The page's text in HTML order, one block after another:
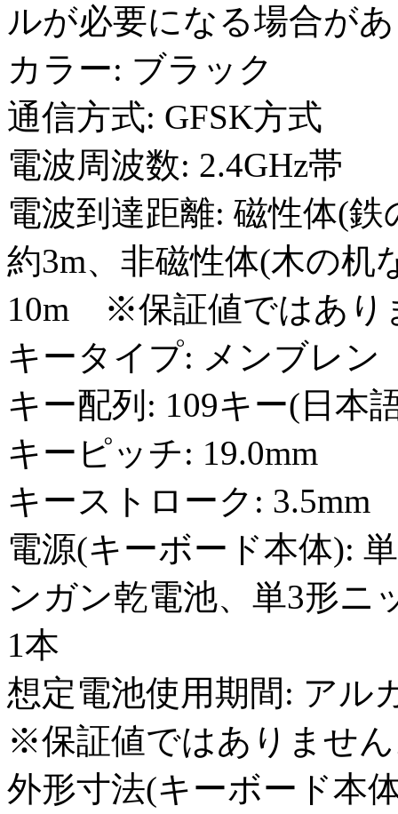
ルが必要になる場合が
カラー: ブラック
通信方式: GFSK方式
電波周波数: 2.4GHz帯
電波到達距離: 磁性体(
約3m、非磁性体(木の机
10m ※保証値ではあり
キータイプ: メンブレン
キー配列: 109キー(日本
キーピッチ: 19.0mm
キーストローク: 3.5mm
電源(キーボード本体):
ンガン乾電池、単3形ニ
1本
想定電池使用期間: アル
※保証値ではありませ
外形寸法(キーボード本